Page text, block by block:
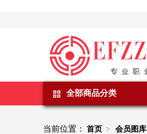
全部商品分类
当前位置： 首页 > 会员图库